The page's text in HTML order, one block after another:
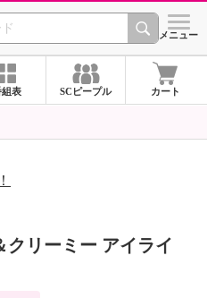
CHANNEL シメニュー
組表 SCピープル カート
クリーミー アイライ